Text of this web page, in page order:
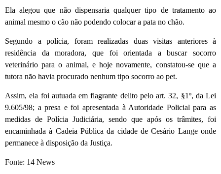
Ela alegou que não dispensaria qualquer tipo de tratamento ao
animal mesmo o cão não podendo colocar a pata no chão.
Segundo a polícia, foram realizadas duas visitas anteriores à
residência da moradora, que foi orientada a buscar socorro
veterinário para o animal, e hoje novamente, constatou-se que a
tutora não havia procurado nenhum tipo socorro ao pet.
Assim, ela foi autuada em flagrante delito pelo art. 32, §1º, da Lei
9.605/98; a presa e foi apresentada à Autoridade Policial para as
medidas de Polícia Judiciária, sendo que após os trâmites, foi
encaminhada à Cadeia Pública da cidade de Cesário Lange onde
permanece à disposição da Justiça.
Fonte: 14 News